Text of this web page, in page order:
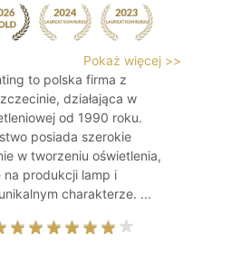
Pokaż więcej >>
to polska firma z
działająca w
od 1990 roku.
posiada szerokie
w tworzeniu oświetlenia,
na produkcji lamp i
charakterze. ...